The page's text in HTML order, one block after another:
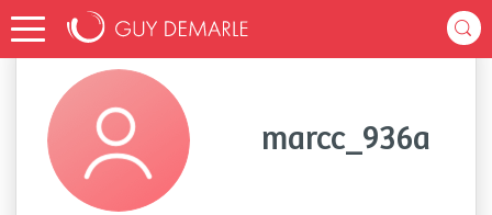
Accueil marcc_936a
marcc_936a